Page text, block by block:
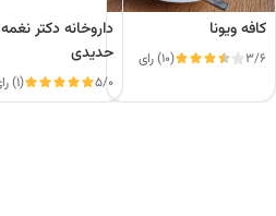
کافه ویونا
3/6 (10) رای
داروخانه دکتر نغمه
حدیدی
5/0 (1) رای